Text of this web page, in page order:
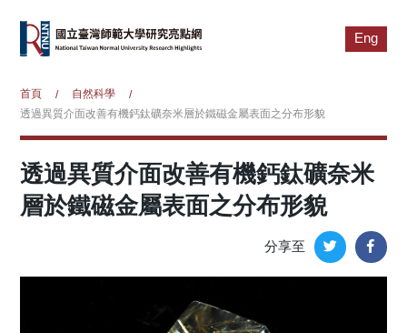
Eng
首頁 / 自然科學
/
透過異質介面改善有機鈣鈦礦奈米層於鐵磁金屬表面之分布形貌
透過異質介面改善有機鈣鈦礦奈米
層於鐵磁金屬表面之分布形貌
分享至